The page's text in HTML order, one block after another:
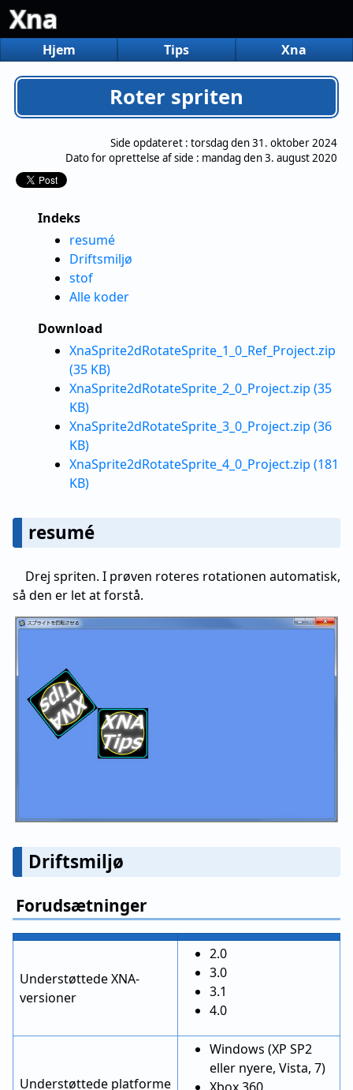
Xna
Hjem Tips Xna
Roter spriten
Side opdateret : torsdag den 31. oktober 2024
Dato for oprettelse af side : mandag den 3. august 2020
Indeks
resumé
Driftsmiljø
stof
Alle koder
Download
XnaSprite2dRotateSprite_1_0_Ref_Project.zip
(35 KB)
XnaSprite2dRotateSprite_2_0_Project.zip (35
KB)
XnaSprite2dRotateSprite_3_0_Project.zip (36
KB)
XnaSprite2dRotateSprite_4_0_Project.zip (181
KB)
resumé
Drej spriten. I prøven roteres rotationen automatisk,
så den er let at forstå.
Driftsmiljø
Forudsætninger
Understøttede XNA-
versioner
2.0
3.0
3.1
4.0
Understøttede platforme
Windows (XP SP2
eller nyere, Vista, 7)